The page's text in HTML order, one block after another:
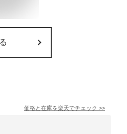
価格と在庫を楽天でチェック >>